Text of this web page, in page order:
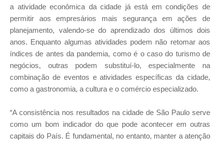
a atividade econômica da cidade já está em condições de
permitir aos empresários mais segurança em ações de
planejamento, valendo-se do aprendizado dos últimos dois
anos. Enquanto algumas atividades podem não retomar aos
índices de antes da pandemia, como é o caso do turismo de
negócios, outras podem substituí-lo, especialmente na
combinação de eventos e atividades específicas da cidade,
como a gastronomia, a cultura e o comércio especializado.
“A consistência nos resultados na cidade de São Paulo serve
como um bom indicador do que pode acontecer em outras
capitais do País. É fundamental, no entanto, manter a atenção